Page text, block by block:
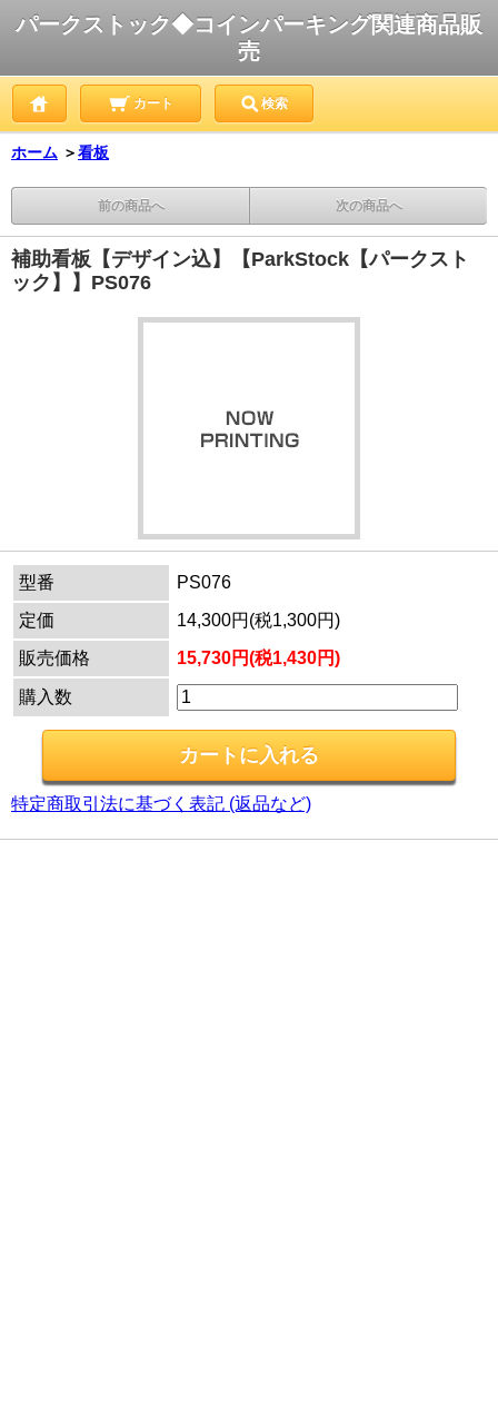
パークストック◆コインパーキング関連商品販
売
カート 検索
ホーム ＞看板
前の商品へ 次の商品へ
補助看板【デザイン込】【ParkStock【パークスト
ック】】PS076
型番
PS076
定価
14,300円(税1,300円)
販売価格
15,730円(税1,430円)
購入数
特定商取引法に基づく表記 (返品など)